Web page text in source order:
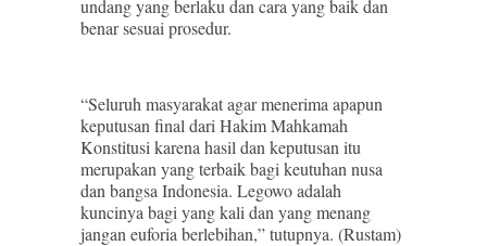
undang yang berlaku dan cara yang baik dan
benar sesuai prosedur.
“Seluruh masyarakat agar menerima apapun
keputusan final dari Hakim Mahkamah
Konstitusi karena hasil dan keputusan itu
merupakan yang terbaik bagi keutuhan nusa
dan bangsa Indonesia. Legowo adalah
kuncinya bagi yang kali dan yang menang
jangan euforia berlebihan,” tutupnya. (Rustam)